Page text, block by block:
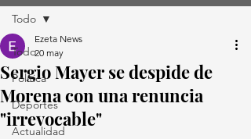
Todo
Política
Deportes
Actualidad
Todo
Sergio Mayer se despide de
Morena con una renuncia
"irrevocable"
Ezeta News
20 may